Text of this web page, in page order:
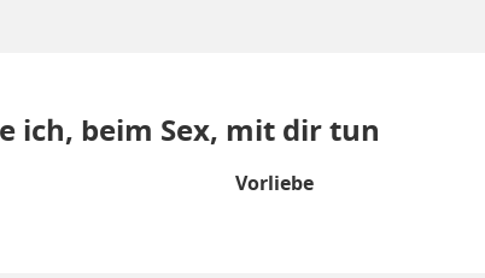
ich, beim Sex, mit dir tun
Vorliebe